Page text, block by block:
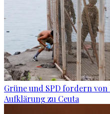
Grüne und SPD fordern
Aufklärung zu Ceuta